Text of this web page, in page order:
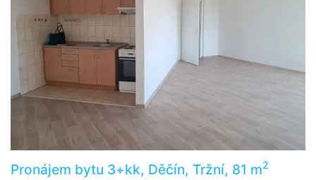
Pronájem bytu 3+kk, Děčín, Tržní, 81 m2